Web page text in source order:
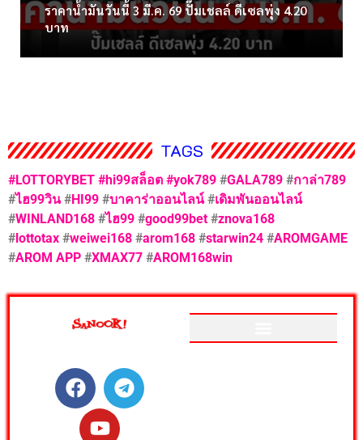
ราคาน้ำมันวันนี้ 3 มี.ค. 69 ปั๊มเชลล์ ดีเซลพุ่ง 4.20
บาท
TAGS
#LOTTORYBET #hi99สล็อต #yok789 #GALA789 #กาล่า789
#ไฮ99วิน #HI99 #บาคาร่าออนไลน์#เดิมพันออนไลน์
#WINLAND168 #ไฮ99 #good99bet #znova168
#lottotax #weiwei168 #arom168 #starwin24 #AROMGAME
#AROM APP #XMAX77 #AROM168win